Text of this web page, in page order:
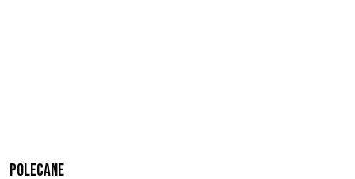
Polecane